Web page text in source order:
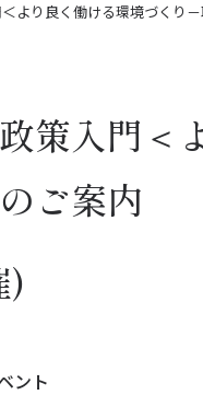
より良く働ける環境づくり
策入門＜
ご案内
)
ント